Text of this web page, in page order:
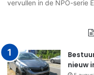
vervullen in de NPO-serie
nieuw